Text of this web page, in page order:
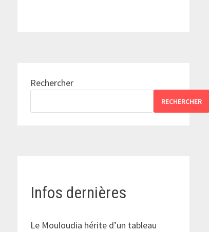
:
Rechercher
RECHERCHER
Infos dernières
Le Mouloudia hérite d’un tableau